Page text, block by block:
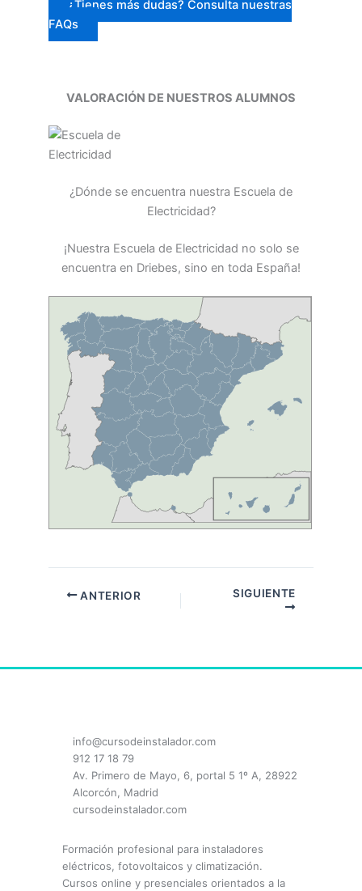
¿Tienes más dudas? Consulta nuestras
FAQs
VALORACIÓN DE NUESTROS ALUMNOS
¿Dónde se encuentra nuestra Escuela de
Electricidad?
¡Nuestra Escuela de Electricidad no solo se
encuentra en Driebes, sino en toda España!
ANTERIOR SIGUIENTE
info@cursodeinstalador.com
912 17 18 79
Av. Primero de Mayo, 6, portal 5 1º A, 28922
Alcorcón, Madrid
cursodeinstalador.com
Formación profesional para instaladores
eléctricos, fotovoltaicos y climatización.
Cursos online y presenciales orientados a la